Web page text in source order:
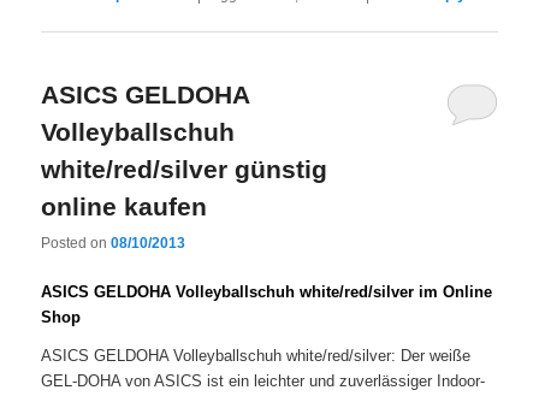
ASICS GELDOHA
Volleyballschuh
white/red/silver günstig
online kaufen
Posted on08/10/2013
ASICS GELDOHA Volleyballschuh white/red/silver im Online
Shop
ASICS GELDOHA Volleyballschuh white/red/silver: Der weiße
GEL-DOHA von ASICS ist ein leichter und zuverlässiger Indoor-